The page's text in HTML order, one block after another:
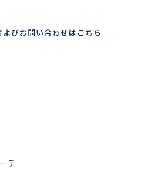
びお問い合わせはこちら
チ